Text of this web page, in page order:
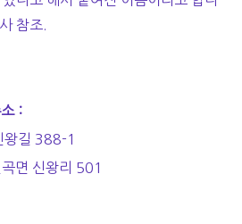
참조.
:
왕길 388-1
면 신왕리 501